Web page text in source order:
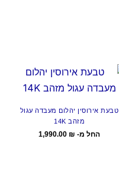
טבעת אירוסין יהלום מעבדה עגול
מזהב 14K
החל מ- 1,990.00 ₪